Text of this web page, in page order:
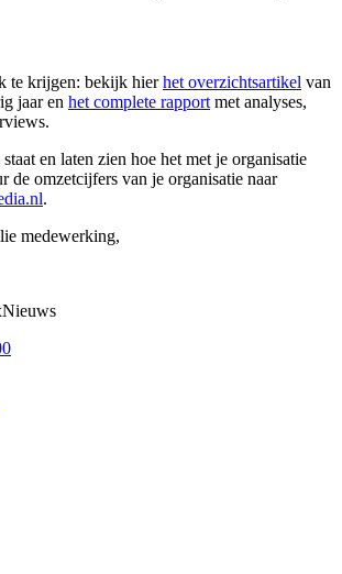
te krijgen: bekijk hierhet overzichtsartikel van
jaar en het complete rapport met analyses,
en laten zien hoe het met je organisatie
de omzetcijfers van je organisatie naar
.
medewerking,